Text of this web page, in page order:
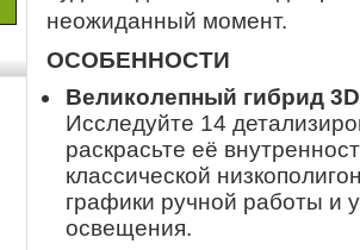
неожиданный момент.
ОСОБЕННОСТИ
Великолепный гибрид
Исследуйте 14
раскрасьте её
классической
графики ручной работы и
освещения.